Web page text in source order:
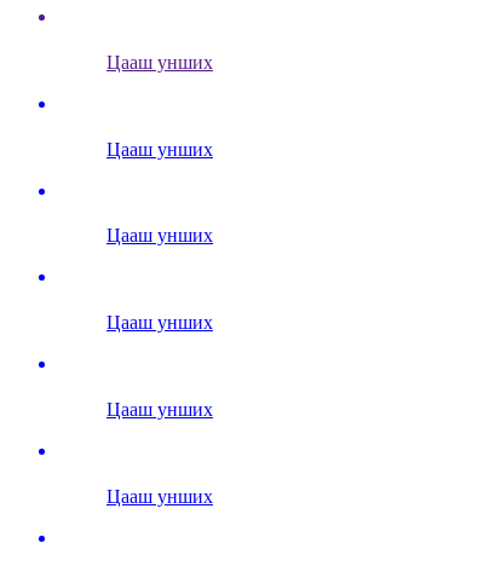
Цааш унших
Цааш унших
Цааш унших
Цааш унших
Цааш унших
Цааш унших